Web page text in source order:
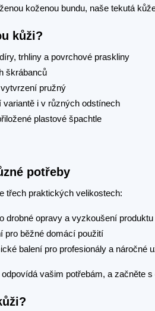
koženou bundu, naše tekutá
kůži?
trhliny a povrchové praskliny
škrábanců
pružný
variantě i v různých odstínech
plastové špachtle
potřeby
třech praktických velikostech:
drobné opravy a vyzkoušení produktu
pro běžné domácí použití
balení pro profesionály a náročné
vašim potřebám, a začněte